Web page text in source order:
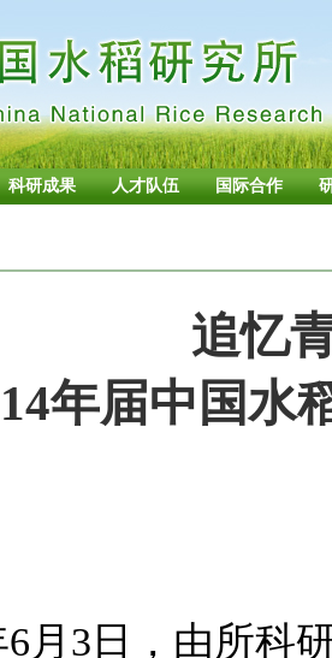
科研成果 人才队伍 国际合作
追忆
年届中国水
6月3日，由所科